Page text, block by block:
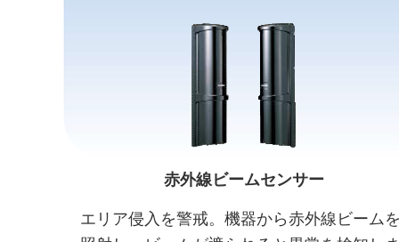
赤外線ビームセンサー
エリア侵入を警戒。機器から赤外線ビーム